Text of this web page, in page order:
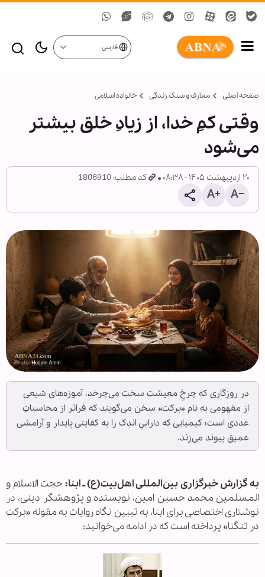
فارسی
صفحه اصلی معارف و سبک زندگی خانواده اسلامی
وقتی کمِ خدا، از زیادِ خلق بیشتر
می‌شود
۲۰ اردیبهشت ۱۴۰۵ - ۰۸:۳۸ کد مطلب: 1806910
در روزگاری که چرخِ معیشت سخت می‌چرخد، آموزه‌های شیعی
از مفهومی به نام «برکت» سخن می‌گویند که فراتر از محاسباتِ
عددی است؛ کیمیایی که داراییِ اندک را به کفایتی پایدار و آرامشی
عمیق پیوند می‌زند.
به گزارش خبرگزاری بین‌المللی اهل‌بیت(ع) ـ ابنا:حجت الاسلام و
المسلمین محمد حسین امین، نویسنده و پژوهشگر دینی، در
نوشتاری اختصاصی برای ابنا، به تبیین نگاه روایات به مقوله «برکت
در تنگنا» پرداخته است که در ادامه می‌خوانید: